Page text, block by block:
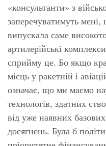
«консультанти» з
заперечуватимуть
випускала саме
артилерійські
сприйму це. Бо якщо
місць у ракетній і
означає, що ми маємо
технологів, здатних
від уже наявних
досягнень. Була б